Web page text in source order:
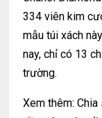
334 viên kim
mẫu túi xách
nay, chỉ có 13
trường.
Xem thêm: